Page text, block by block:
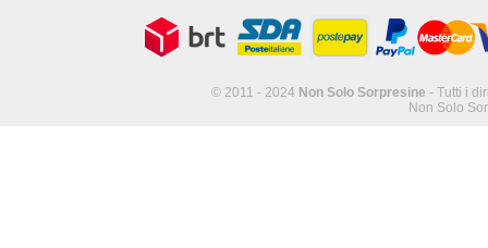
© 2011 - 2024 Non Solo Sorpresine - Tutti i
Non Solo